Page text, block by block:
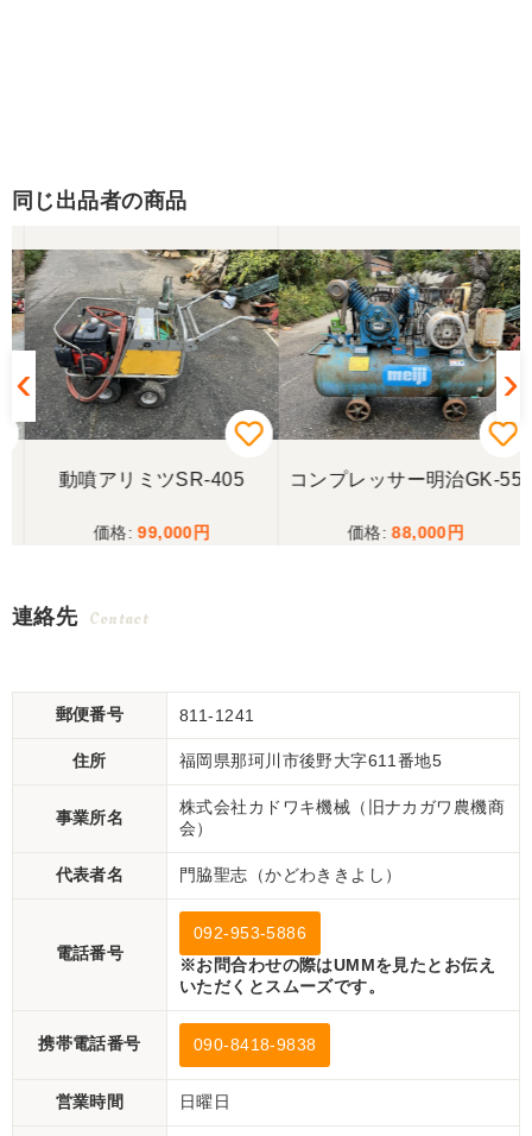
同じ出品者の商品
動噴アリミツSR-405
99,000
コンプレッサー明治GK-55
88,000
連絡先 Contact
郵便番号 811-1241
住所 福岡県那珂川市後野大字611番地5
事業所名
株式会社カドワキ機械（旧ナカガワ農機商
会）
代表者名 門脇聖志（かどわききよし）
電話番号
092-953-5886
※お問合わせの際はUMMを見たとお伝え
いただくとスムーズです。
携帯電話番号 090-8418-9838
営業時間 日曜日